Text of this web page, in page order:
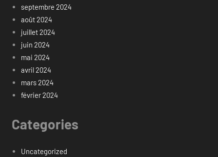
septembre 2024
août 2024
juillet 2024
juin 2024
mai 2024
avril 2024
mars 2024
février 2024
Categories
Uncategorized